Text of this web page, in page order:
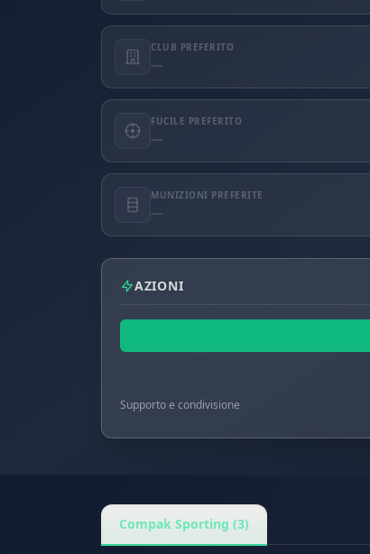
CLUB PREFERITO
—
FUCILE PREFERITO
—
MUNIZIONI PREFERITE
—
AZIONI
Supporto e condivisione
Compak Sporting (3)